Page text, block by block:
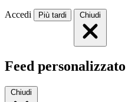
Accedi Più tardi Chiudi
Feed personalizzato
Chiudi